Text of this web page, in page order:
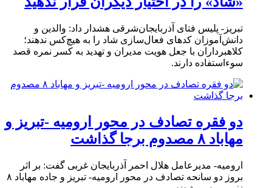
تبریز- پلیس فتای آذربایجان‌شرقی هشدار داد: والدین و
دانش‌آموزان کدهای فعال‌سازی شاد را به هیچ‌کس ندهند؛
کلاهبرداران با جعل هویت مدیران و تهدید به کسر نمره قصد
سوءاستفاده دارند.
دو فقره تصادف در محور ارومیه -تبریز و
مهاباد ۸ مصدوم برجا گذاشت
ارومیه- مدیرعامل هلال احمر آذربایجان غربی گفت: بر اثر
بروز دو سانحه تصادف در محور ارومیه- تبریز و جاده مهاباد ۸